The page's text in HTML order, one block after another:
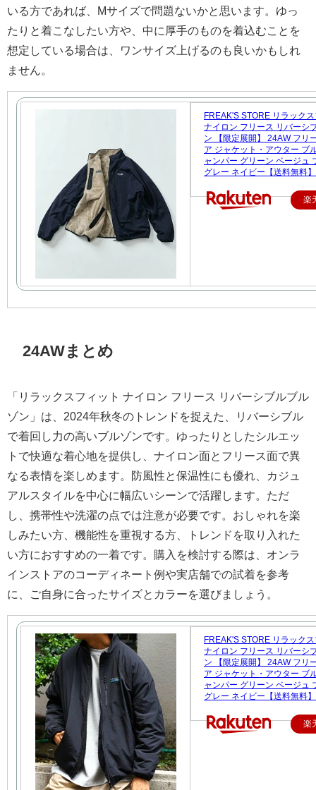
いる方であれば、Mサイズで問題ないかと思います。ゆっ
たりと着こなしたい方や、中に厚手のものを着込むことを
想定している場合は、ワンサイズ上げるのも良いかもしれ
ません。
FREAK'S STORE リラック
ナイロン フリース リバーシ
ン 【限定展開】 24AW フリ
ア ジャケット・アウター ブ
ャンパー グリーン ベージュ
グレー ネイビー【送料無料】
楽
24AWまとめ
「リラックスフィット ナイロン フリース リバーシブルブル
ゾン」は、2024年秋冬のトレンドを捉えた、リバーシブル
で着回し力の高いブルゾンです。ゆったりとしたシルエッ
トで快適な着心地を提供し、ナイロン面とフリース面で異
なる表情を楽しめます。防風性と保温性にも優れ、カジュ
アルスタイルを中心に幅広いシーンで活躍します。ただ
し、携帯性や洗濯の点では注意が必要です。おしゃれを楽
しみたい方、機能性を重視する方、トレンドを取り入れた
い方におすすめの一着です。購入を検討する際は、オンラ
インストアのコーディネート例や実店舗での試着を参考
に、ご自身に合ったサイズとカラーを選びましょう。
FREAK'S STORE リラック
ナイロン フリース リバーシ
ン 【限定展開】 24AW フリ
ア ジャケット・アウター ブ
ャンパー グリーン ベージュ
グレー ネイビー【送料無料】
楽